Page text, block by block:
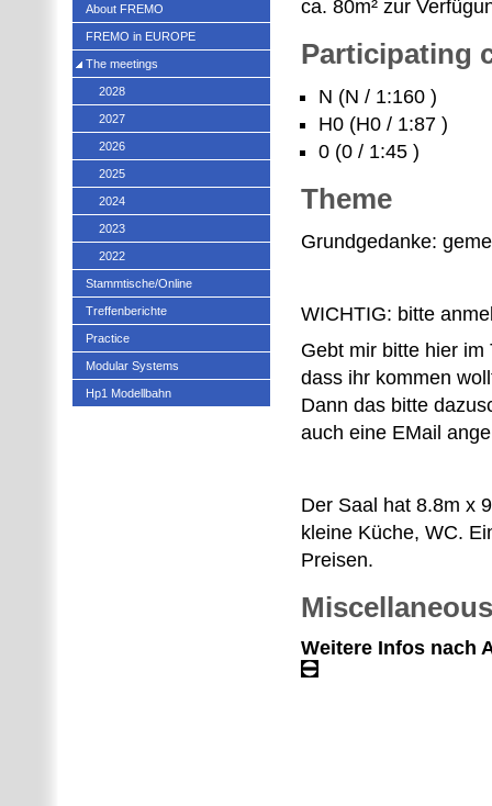
ca. 80m² zur
Participating
N (N / 1:160 )
H0 (H0 / 1:87 )
0 (0 / 1:45 )
Theme
Grundgedanke:
WICHTIG: bitte
Gebt mir bitte hier
dass ihr kommen
Dann das bitte
auch eine EMail
Der Saal hat 8.8m x
kleine Küche, WC.
Preisen.
Miscellaneous
Weitere Infos nach
About FREMO
FREMO in EUROPE
The meetings
2028
2027
2026
2025
2024
2023
2022
Stammtische/Online
Treffenberichte
Practice
Modular Systems
Hp1 Modellbahn